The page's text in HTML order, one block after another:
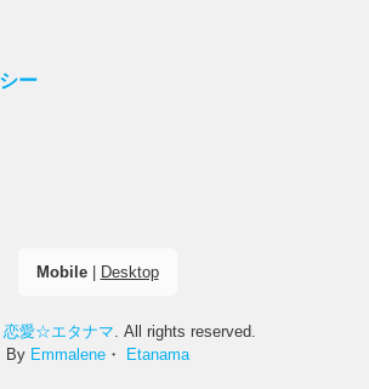
ー
Mobile| Desktop
恋愛☆エタナマ. All rights reserved.
By Emmalene・ Etanama